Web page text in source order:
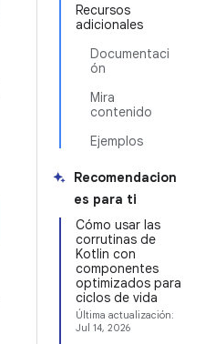
Recursos
adicionales
Documentaci
ón
Mira
contenido
Ejemplos
Recomendacion
es para ti
Cómo usar las
corrutinas de
Kotlin con
componentes
optimizados para
ciclos de vida
Última actualización:
Jul 14, 2026